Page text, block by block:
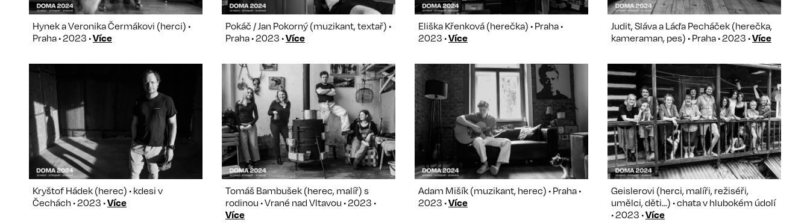
Hynek a Veronika Čermákovi (herci) •
Praha • 2023 •Více
Pokáč / Jan Pokorný (muzikant, textař) •
Praha • 2023 •Více
Eliška Křenková (herečka) • Praha •
2023 •Více
Judit, Sláva a Láďa Pecháček (herečka,
kameraman, pes) • Praha • 2023 •Více
Kryštof Hádek (herec) • kdesi v
Čechách • 2023 •Více
Tomáš Bambušek (herec, malíř) s
rodinou • Vrané nad Vltavou • 2023 •
Více
Adam Mišík (muzikant, herec) • Praha •
2023 •Více
Geislerovi (herci, malíři, režiséři,
umělci, děti...) • chata v hlubokém údolí
• 2023 •Více